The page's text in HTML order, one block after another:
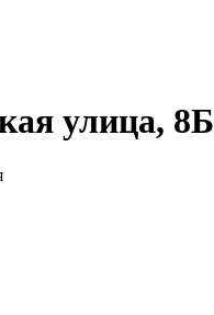
улица, 8Б